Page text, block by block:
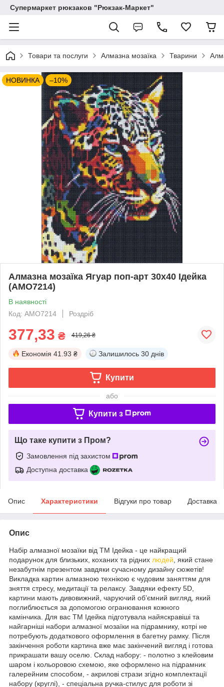
Супермаркет рюкзаков "Рюкзак-Маркет"
Товари та послуги Алмазна мозаїка Тварини
НОВИНКА –10%
Алмазна мозаїка Ягуар поп-арт 30х40 Ідейка
(AMO7214)
В наявності
Код: AMO7214
Роздріб
377,33 ₴ 419,26 ₴
Економія 41.93 ₴ Залишилось 30 днів
Купити
або
Купити з
Що таке купити з Пром?
Замовлення під захистом
Доступна доставка
Опис Характеристики Відгуки про товар Доставка
Опис
Набір алмазної мозаїки від ТМ Ідейка - це найкращий
подарунок для близьких, коханих та рідних людей , який стане
незабутнім презентом завдяки сучасному дизайну сюжетів!
Викладка картин алмазною технікою є чудовим заняттям для
зняття стресу, медитації та релаксу. Завдяки ефекту 5D,
картини мають дивовижний, чаруючий об’ємний вигляд, який
поглиблюється за допомогою огранювання кожного
камінчика. Для вас ТМ Ідейка підготувала найяскравіші та
найгарніші набори алмазної мозаїки на підрамнику, котрі не
потребують додаткового оформлення в багетну рамку. Після
закінчення роботи картина вже має закінчений вигляд і готова
прикрашати вашу оселю. Склад набору: - полотно з клейовим
шаром і кольоровою схемою, яке оформлено на підрамник
галерейним способом, - акрилові стрази згідно комплектації
набору (круглі), - спеціальна ручка-стилус для роботи зі